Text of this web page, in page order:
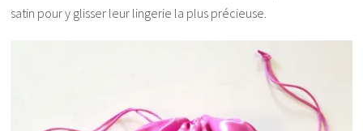
satin pour y glisser leur lingerie la plus précieuse.